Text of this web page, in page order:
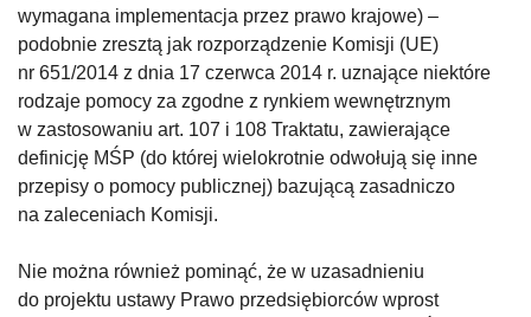
wymagana implementacja przez prawo krajowe) –
podobnie zresztą jak rozporządzenie Komisji (UE)
nr 651/2014 z dnia 17 czerwca 2014 r. uznające niektóre
rodzaje pomocy za zgodne z rynkiem wewnętrznym
w zastosowaniu art. 107 i 108 Traktatu, zawierające
definicję MŚP (do której wielokrotnie odwołują się inne
przepisy o pomocy publicznej) bazującą zasadniczo
na zaleceniach Komisji.
Nie można również pominąć, że w uzasadnieniu
do projektu ustawy Prawo przedsiębiorców wprost